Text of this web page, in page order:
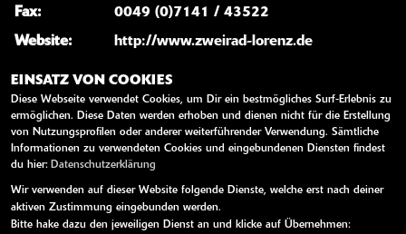
Fax:
0049 (0)7141 / 43522
Website:
http://www.zweirad-lorenz.de
ÖFFNUNGSZEITEN
Montag:
geschlossen
Dienstag:
09:30 - 12:30 und 14:00 - 18:00
Mittwoch:
09:30 - 12:30 und 14:00 - 18:00
EINSATZ VON COOKIES
Diese Webseite verwendet Cookies, um Dir ein bestmögliches Surf-Erlebnis zu
ermöglichen. Diese Daten werden erhoben und dienen nicht für die Erstellung
von Nutzungsprofilen oder anderer weiterführender Verwendung. Sämtliche
Informationen zu verwendeten Cookies und eingebundenen Diensten findest
du hier: Datenschutzerklärung
Wir verwenden auf dieser Website folgende Dienste, welche erst nach deiner
aktiven Zustimmung eingebunden werden.
Bitte hake dazu den jeweiligen Dienst an und klicke auf Übernehmen: